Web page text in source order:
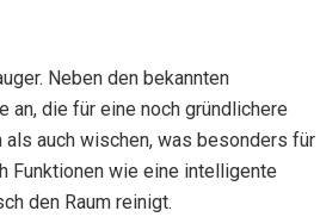
Neben den bekannten
an, die für eine noch gründlichere
als auch wischen, was besonders für
Funktionen wie eine intelligente
den Raum reinigt.